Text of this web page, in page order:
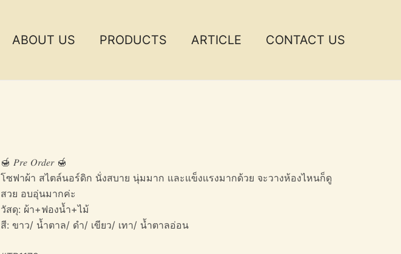
ABOUT US PRODUCTS ARTICLE CONTACT US
🍯 𝑃𝑟𝑒 𝑂𝑟𝑑𝑒𝑟 🍯
โซฟาผ้า สไตล์นอร์ดิก นั่งสบาย นุ่มมาก และแข็งแรงมากด้วย จะวางห้องไหนก็ดู
สวย อบอุ่นมากค่ะ
วัสดุ: ผ้า+ฟองน้ำ+ไม้
สี: ขาว/ น้ำตาล/ ดำ/ เขียว/ เทา/ น้ำตาลอ่อน